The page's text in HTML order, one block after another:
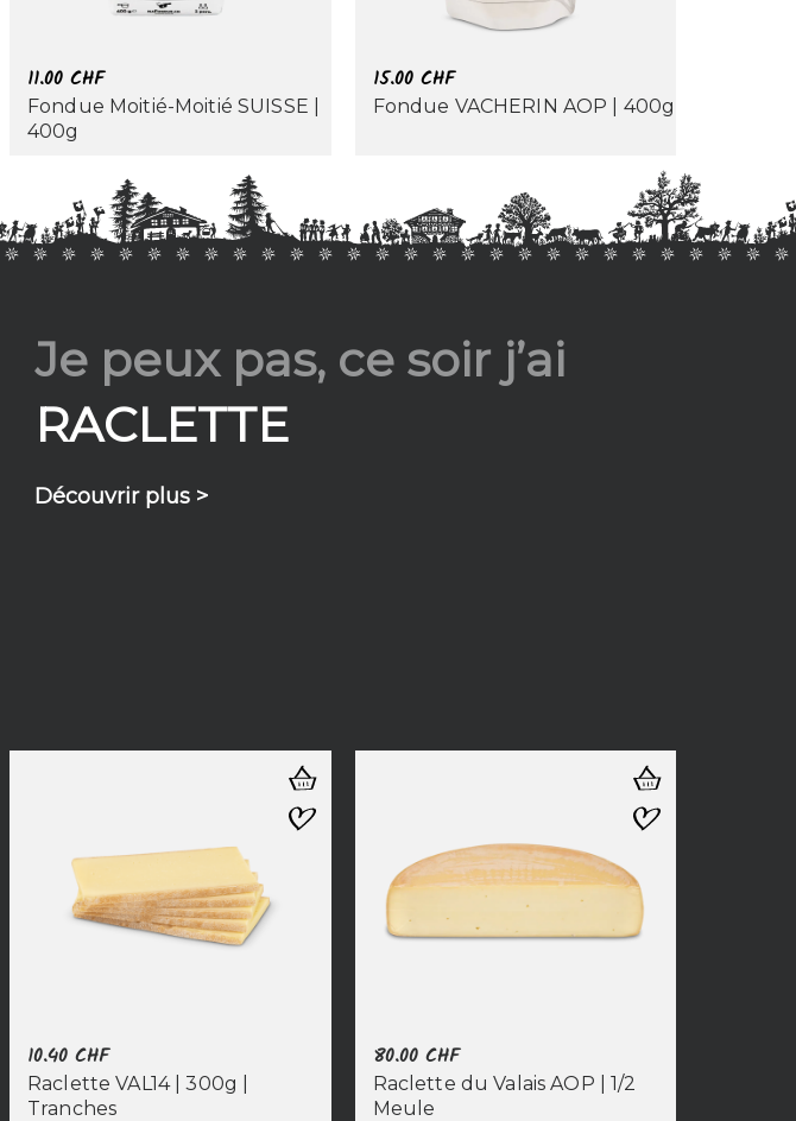
11.00 CHF
Fondue Moitié-Moitié SUISSE |
400g
15.00 CHF
Fondue VACHERIN AOP | 400g
Je peux pas, ce soir j’ai
RACLETTE
Découvrir plus >
10.40 CHF
Raclette VAL14 | 300g |
Tranches
80.00 CHF
Raclette du Valais AOP | 1/2
Meule